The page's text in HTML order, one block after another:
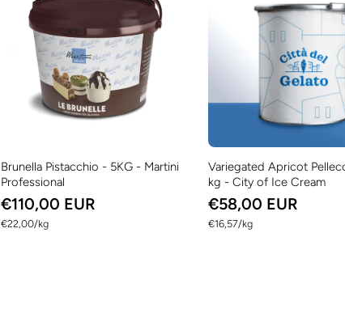
Brunella Pistacchio - 5KG - Martini
Professional
€110,00 EUR
€22,00/
per kg
Variegated Apricot
kg - City of Ice Cream
€58,00 EUR
€16,57/
per kg